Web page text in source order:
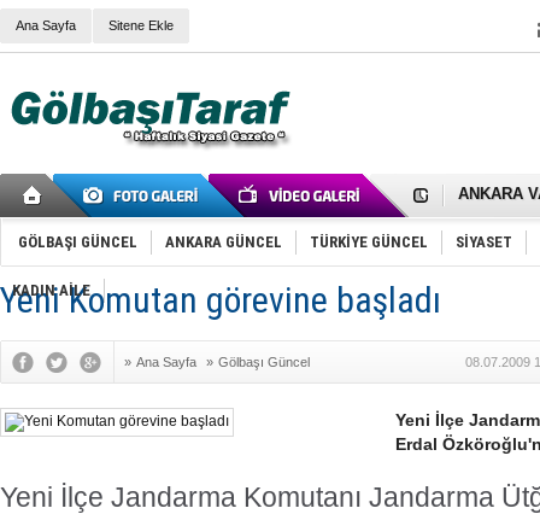
Ana Sayfa Sitene Ekle
Cemal
Samet
FAİZ
Mikail
Gölbaşı
İNCEK
GÖLBAŞI GÜNCEL ANKARA GÜNCEL TÜRKİYE GÜNCEL SİYASET
KADIN AİLE
Yeni Komutan görevine başladı
» Ana Sayfa » Gölbaşı Güncel 08.07.2009
Yeni İlçe
Erdal
Yeni İlçe Jandarma Komutanı Jandarma